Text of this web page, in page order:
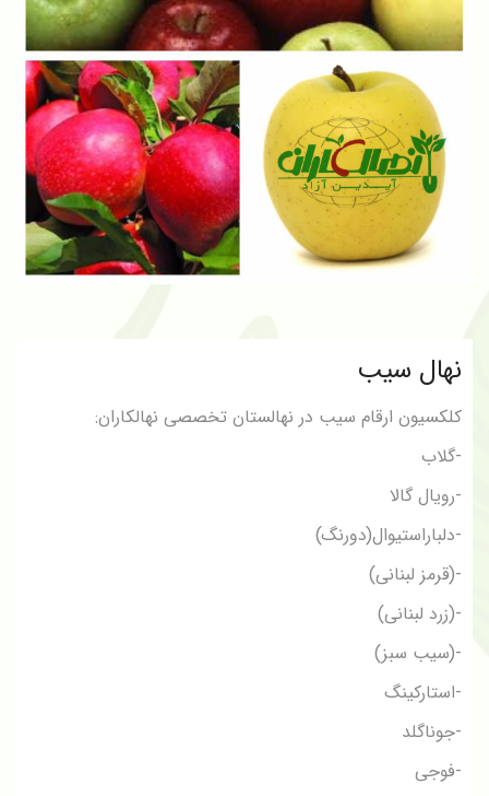
نهال سیب
کلکسیون ارقام سیب در نهالستان تخصصی نهالکاران:
-گلاب
-رويال گالا
-دلباراستيوال(دورنگ)
-(قرمز لبنانى)
-(زرد لبنانى)
-(سيب سبز)
-استارکینگ
-جوناگلد
-فوجی